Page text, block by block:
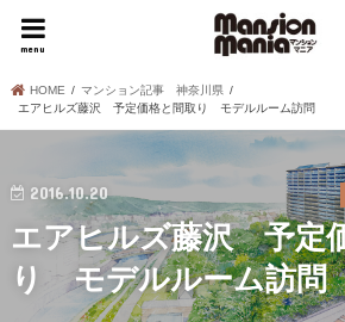
menu
HOME
マンション記事 神奈川県
エアヒルズ藤沢 予定価格と間取り モデルルーム訪問
2016.10.20
エアヒルズ藤沢 予定
り モデルルーム訪問